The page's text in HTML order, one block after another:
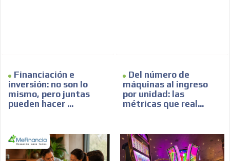
Financiación e
inversión: no son lo
mismo, pero juntas
pueden hacer ...
Del número de
máquinas al ingreso
por unidad: las
métricas que real...